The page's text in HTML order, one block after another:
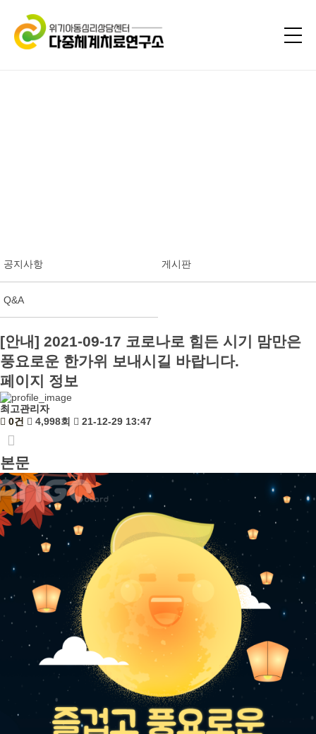
공지사항 게시판
Q&A
[안내] 2021-09-17 코로나로 힘든 시기 맘만은
풍요로운 한가위 보내시길 바랍니다.
페이지 정보
최고관리자
0건
4,998회 21-12-29 13:47
본문